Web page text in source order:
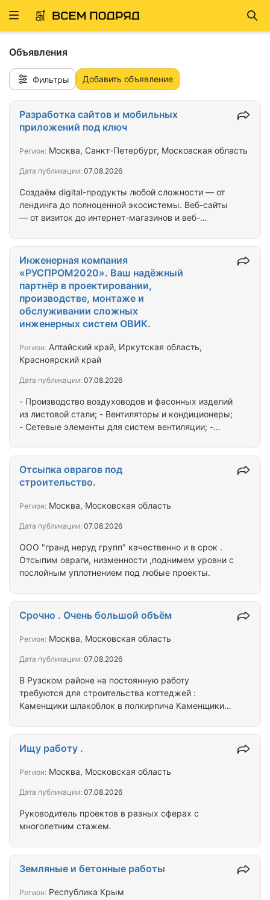
Развернуть
Объявления
Фильтры Добавить объявление
Создаём digital-продукты любой сложности — от
лендинга до полноценной экосистемы. Веб-сайты
— от визиток до интернет-магазинов и веб-
админ-панели — надёжная серверная часть под
ваши задачи Дизайн — современный UI/UX,
который продаёт Работаем как с Физ. так и с Юр.
лицами — Заключаем договор Почему мы: —
Полный цикл: от идеи до запуска и поддержки —
Прозрачные сроки и фиксированная стоимость —
Работаем по ТЗ…
Разработка сайтов и мобильных
приложений под ключ
Регион: Москва, Санкт-Петербург, Московская область
Дата публикации: 07.08.2026
- Производство воздуховодов и фасонных изделий
из листовой стали; - Вентиляторы и кондиционеры;
- Сетевые элементы для систем вентиляции; -
материалы для монтажа; - Монтаж и техническое
обслуживание; - Электроприводы клапанов и
заслонок.
Инженерная компания
«РУСПРОМ2020». Ваш надёжный
партнёр в проектировании,
производстве, монтаже и
обслуживании сложных
инженерных систем ОВИК.
Регион: Алтайский край, Иркутская область,
Красноярский край
Дата публикации: 07.08.2026
ООО "гранд неруд групп" качественно и в срок .
Отсыпим овраги, низменности ,поднимем уровни с
послойным уплотнением под любые проекты.
Отсыпка оврагов под
строительство.
Регион: Москва, Московская область
Дата публикации: 07.08.2026
В Рузском районе на постоянную работу
требуются для строительства коттеджей :
Каменщики шлакоблок в полкирпича Каменщики
Срочно . Очень большой объём
Регион: Москва, Московская область
Дата публикации: 07.08.2026
Руководитель проектов в разных сферах с
многолетним стажем.
Ищу работу .
Регион: Москва, Московская область
Дата публикации: 07.08.2026
Земляные и бетонные работы
Регион: Республика Крым